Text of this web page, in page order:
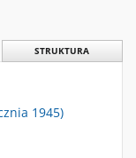
STRUKTURA
1945)